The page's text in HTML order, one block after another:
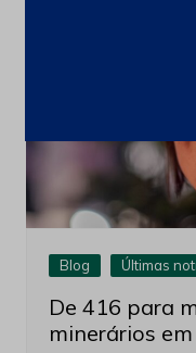
Blog Últimas
De 416 para
minerários